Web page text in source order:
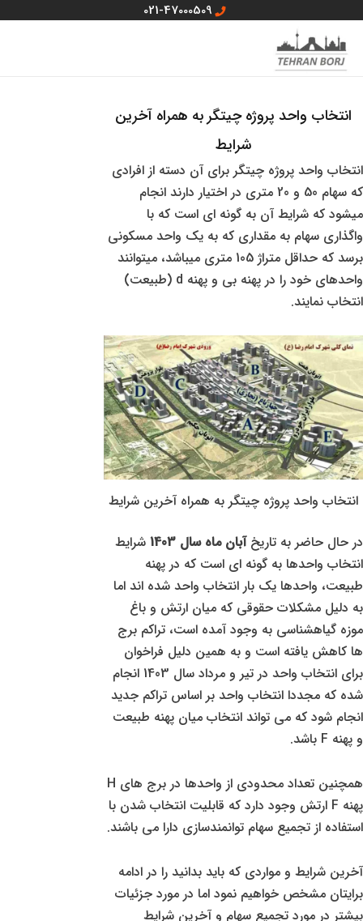
محتوا
021-47000509
انتخاب واحد پروژه چیتگر به همراه آخرین
شرایط
انتخاب واحد پروژه چیتگر برای آن دسته از افرادی
که سهام 50 و 20 متری در اختیار دارند انجام
میشود که شرایط آن به گونه ای است که با
واگذاری سهام به مقداری که به یک واحد مسکونی
برسد که حداقل متراژ 105 متری میباشد، میتوانند
واحدهای خود را در پهنه بی و پهنه d (طبیعت)
انتخاب نمایند.
انتخاب واحد پروژه چیتگر به همراه آخرین شرایط
در حال حاضر به تاریخآبان ماه سال 1403
شرایط
انتخاب واحدها به گونه ای است که در پهنه
طبیعت، واحدها یک بار انتخاب واحد شده اند اما
به دلیل مشکلات حقوقی که میان ارتش و باغ
موزه گیاهشناسی به وجود آمده است، تراکم برج
ها کاهش یافته است و به همین دلیل فراخوان
برای انتخاب واحد در تیر و مرداد سال 1403 انجام
شده که مجددا انتخاب واحد بر اساس تراکم جدید
انجام شود که می تواند انتخاب میان پهنه طبیعت
و پهنه F باشد.
همچنین تعداد محدودی از واحدها در برج های H
پهنه F ارتش وجود دارد که قابلیت انتخاب شدن با
استفاده از تجمیع سهام توانمندسازی دارا می باشند.
آخرین شرایط و مواردی که باید بدانید را در ادامه
برایتان مشخص خواهیم نمود اما در مورد جزئیات
بیشتر در مورد تجمیع سهام و آخرین شرایط